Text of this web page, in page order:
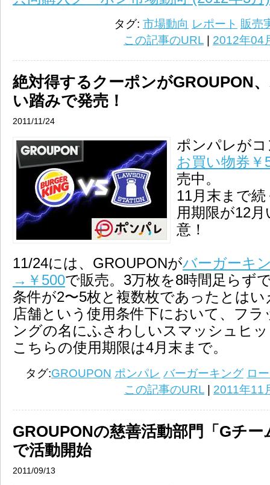
タグ: 市場動向 レポート 販売
この記事のURL | 2012年04
絶対得するクーポンがGROUPON
い踏みで発売！
2011/11/24
ポンパレが
お買い物券
売中。
11月末まで
用期限が12
意！
11/24には、GROUPONがバーガーキ
→￥500で販売。3万枚を8時間足らず
条件が2〜5枚と複数枚であったとはい
店舗という使用条件下において、フ
ングの名にふさわしいスマッシュヒ
こちらの使用期限は4月末まで。
タグ:GROUPON ポンパレ バーガーキング ロ
この記事のURL | 2011年11
GROUPONの慈善活動部門「Gチ
で活動開始
2011/09/13